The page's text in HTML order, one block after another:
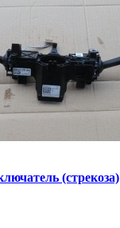
(стрекоза)